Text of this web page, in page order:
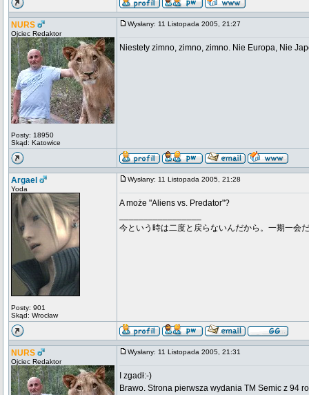
NURS
Ojciec Redaktor
Posty: 18950
Skąd: Katowice
Wysłany: 11 Listopada 2005, 21:27
Niestety zimno, zimno, zimno. Nie Europa, Nie
Argael
Yoda
Posty: 901
Skąd: Wrocław
Wysłany: 11 Listopada 2005, 21:28
A może "Aliens vs. Predator"?
今という時は二度と戻らないんだから。一期一会
NURS
Ojciec Redaktor
Wysłany: 11 Listopada 2005, 21:31
I zgadł:-)
Brawo. Strona pierwsza wydania TM Semic z 94